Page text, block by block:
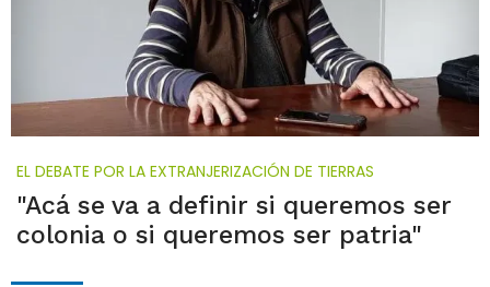
EL DEBATE POR LA EXTRANJERIZACIÓN DE TIERRAS
"Acá se va a definir si queremos ser
colonia o si queremos ser patria"